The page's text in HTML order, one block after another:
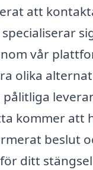
att
vår
olika
kommer att
beslut
ditt